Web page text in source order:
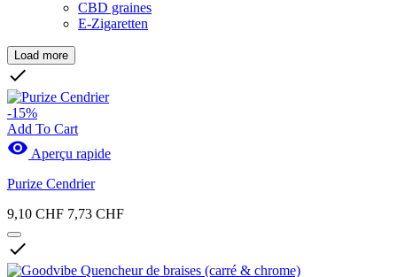
CBD graines
E-Zigaretten
Clear
Prix
Marques
Nouveaux produits
Load more

-15%
Add To Cart
 Aperçu rapide
Purize Cendrier
9,10 CHF 7,73 CHF
